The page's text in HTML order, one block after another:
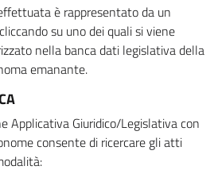
è rappresentato da un
su uno dei quali si viene
nella banca dati legislativa della
emanante.
Applicativa Giuridico/Legislativa con
consente di ricercare gli atti